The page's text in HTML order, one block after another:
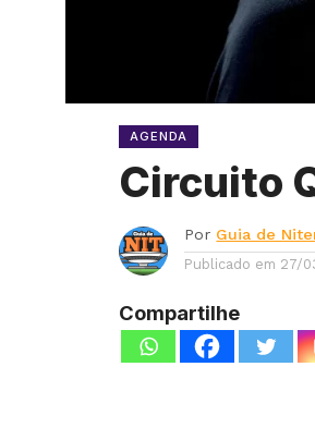
AGENDA
Circuito
Por Guia de
Publicado em 27/
Compartilhe